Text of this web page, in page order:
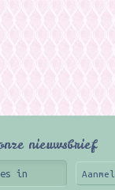
nieuwsbrief